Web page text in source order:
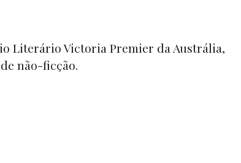
Literário Victoria Premier da Austrália,
não-ficção.